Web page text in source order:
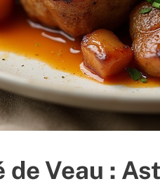
de Veau :